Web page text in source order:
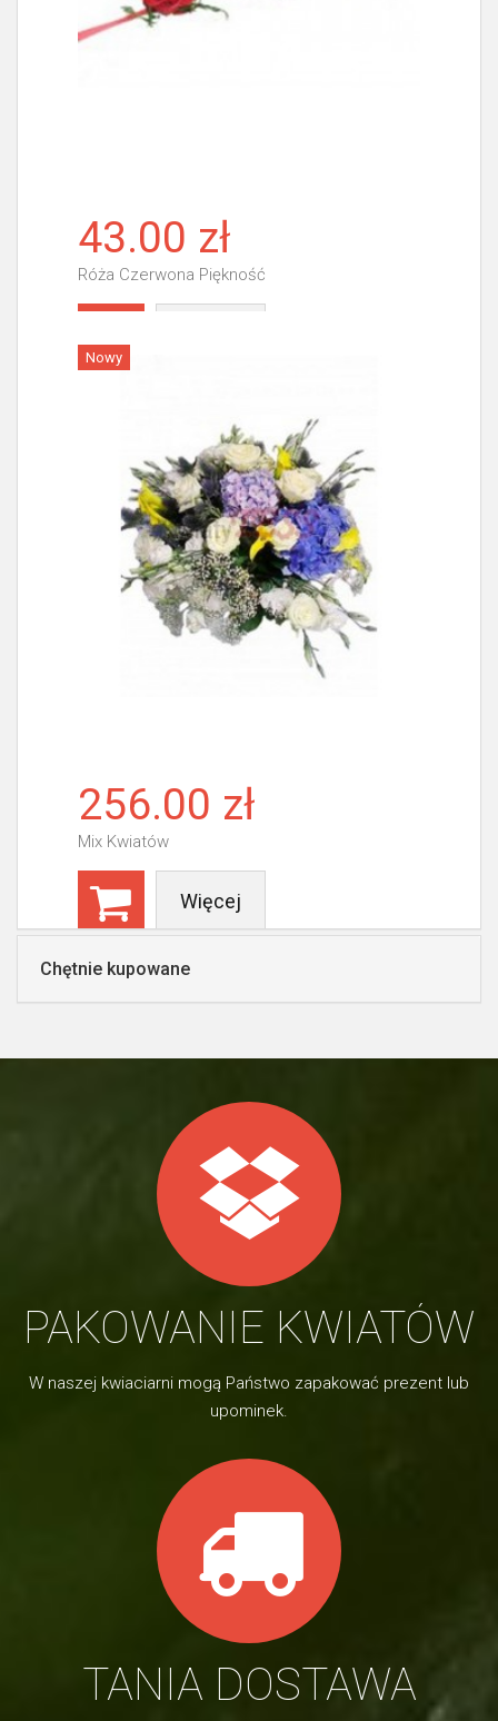
43.00 zł
Róża Czerwona Piękność
Nowy
256.00 zł
Mix Kwiatów
Więcej
Chętnie kupowane
PAKOWANIE KWIATÓW
W naszej kwiaciarni mogą Państwo zapakować prezent lub
upominek.
TANIA DOSTAWA